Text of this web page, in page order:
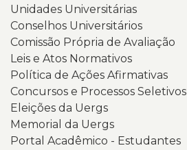
Unidades Universitárias
Conselhos Universitários
Comissão Própria de Avaliação
Leis e Atos Normativos
Política de Ações Afirmativas
Concursos e Processos Seletivos
Eleições da Uergs
Memorial da Uergs
Portal Acadêmico - Estudantes